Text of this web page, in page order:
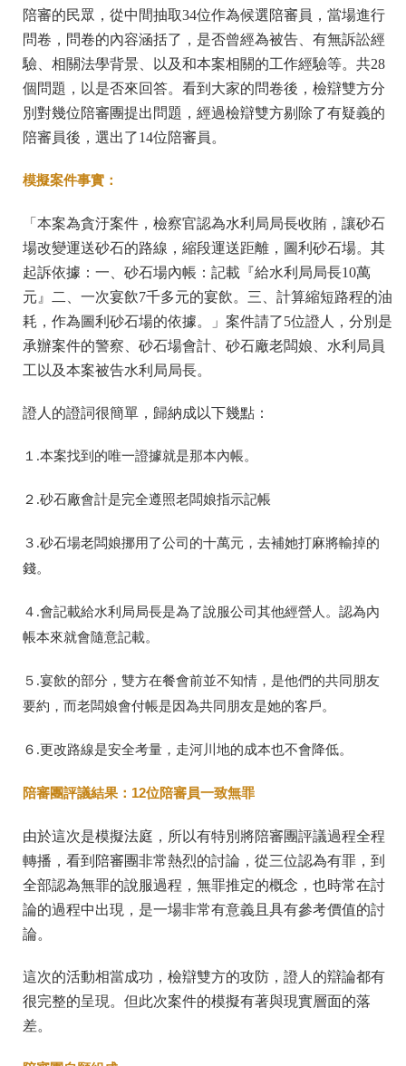
陪審的民眾，從中間抽取34位作為候選陪審員，當場進行
問卷，問卷的內容涵括了，是否曾經為被告、有無訴訟經
驗、相關法學背景、以及和本案相關的工作經驗等。共28
個問題，以是否來回答。看到大家的問卷後，檢辯雙方分
別對幾位陪審團提出問題，經過檢辯雙方剔除了有疑義的
陪審員後，選出了14位陪審員。
模擬案件事實：
「本案為貪汙案件，檢察官認為水利局局長收賄，讓砂石
場改變運送砂石的路線，縮段運送距離，圖利砂石場。其
起訴依據：一、砂石場內帳：記載『給水利局局長10萬
元』二、一次宴飲7千多元的宴飲。三、計算縮短路程的油
耗，作為圖利砂石場的依據。」案件請了5位證人，分別是
承辦案件的警察、砂石場會計、砂石廠老闆娘、水利局員
工以及本案被告水利局局長。
證人的證詞很簡單，歸納成以下幾點：
１.本案找到的唯一證據就是那本內帳。
２.砂石廠會計是完全遵照老闆娘指示記帳
３.砂石場老闆娘挪用了公司的十萬元，去補她打麻將輸掉的
錢。
４.會記載給水利局局長是為了說服公司其他經營人。認為內
帳本來就會隨意記載。
５.宴飲的部分，雙方在餐會前並不知情，是他們的共同朋友
要約，而老闆娘會付帳是因為共同朋友是她的客戶。
６.更改路線是安全考量，走河川地的成本也不會降低。
陪審團評議結果：12位陪審員一致無罪
由於這次是模擬法庭，所以有特別將陪審團評議過程全程
轉播，看到陪審團非常熱烈的討論，從三位認為有罪，到
全部認為無罪的說服過程，無罪推定的概念，也時常在討
論的過程中出現，是一場非常有意義且具有參考價值的討
論。
這次的活動相當成功，檢辯雙方的攻防，證人的辯論都有
很完整的呈現。但此次案件的模擬有著與現實層面的落
差。